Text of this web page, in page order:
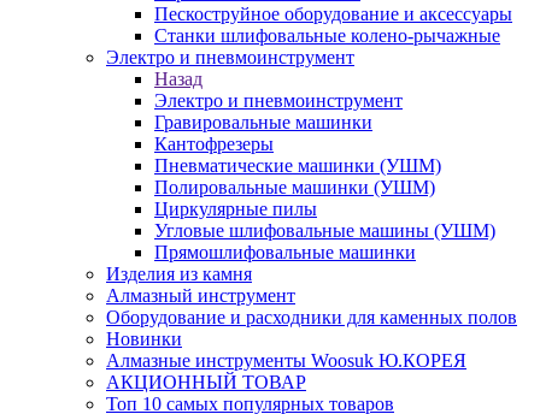
Пескоструйное оборудование и аксессуары
Станки шлифовальные колено-рычажные
Электро и пневмоинструмент
Назад
Электро и пневмоинструмент
Гравировальные машинки
Кантофрезеры
Пневматические машинки (УШМ)
Полировальные машинки (УШМ)
Циркулярные пилы
Угловые шлифовальные машины (УШМ)
Прямошлифовальные машинки
Изделия из камня
Алмазный инструмент
Оборудование и расходники для каменных полов
Новинки
Алмазные инструменты Woosuk Ю.КОРЕЯ
АКЦИОННЫЙ ТОВАР
Топ 10 самых популярных товаров